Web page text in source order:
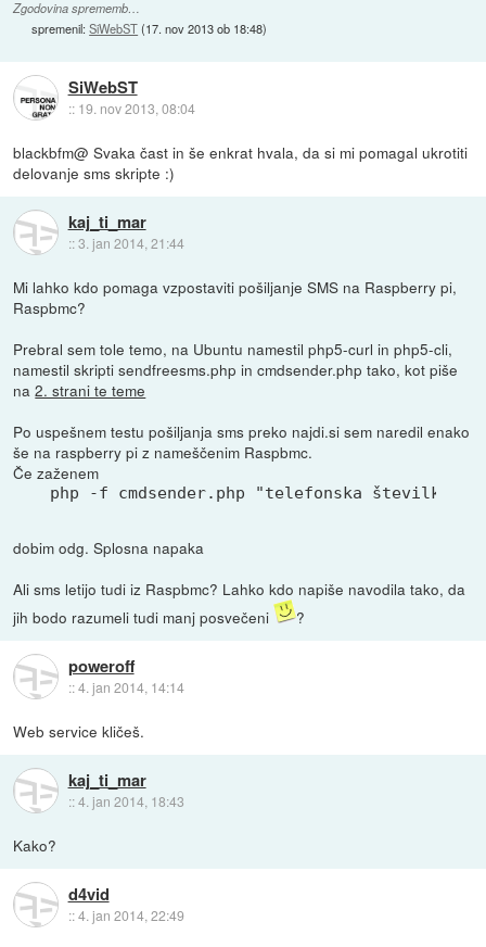
Zgodovina sprememb…
spremenil:SiWebST(17. nov 2013 ob 18:48)
SiWebST
:: 19. nov 2013, 08:04
blackbfm@ Svaka čast in še enkrat hvala, da si mi pomagal ukrotiti
delovanje sms skripte :)
kaj_ti_mar
::3. jan 2014, 21:44
Mi lahko kdo pomaga vzpostaviti pošiljanje SMS na Raspberry pi,
Raspbmc?
Prebral sem tole temo, na Ubuntu namestil php5-curl in php5-cli,
namestil skripti sendfreesms.php in cmdsender.php tako, kot piše
na2. strani te teme
Po uspešnem testu pošiljanja sms preko najdi.si sem naredil enako
še na raspberry pi z nameščenim Raspbmc.
Če zaženem
php -f cmdsender.php "telefonska številka"
dobim odg. Splosna napaka
Ali sms letijo tudi iz Raspbmc? Lahko kdo napiše navodila tako, da
jih bodo razumeli tudi manj posvečeni
?
poweroff
::4. jan 2014, 14:14
Web service kličeš.
kaj_ti_mar
::4. jan 2014, 18:43
Kako?
d4vid
::4. jan 2014, 22:49